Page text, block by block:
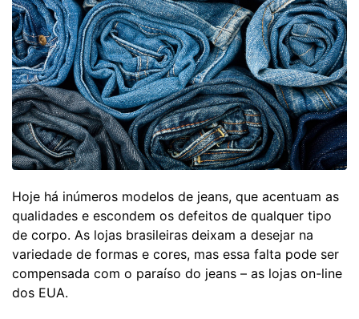
Hoje há inúmeros modelos de jeans, que acentuam as
qualidades e escondem os defeitos de qualquer tipo
de corpo. As lojas brasileiras deixam a desejar na
variedade de formas e cores, mas essa falta pode ser
compensada com o paraíso do jeans – as lojas on-line
dos EUA.